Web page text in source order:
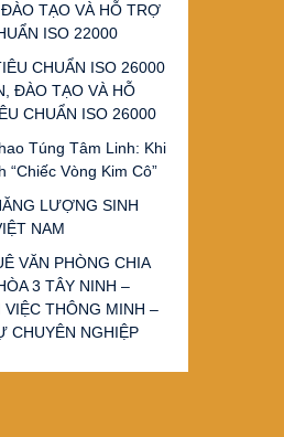
TẠO VÀ HỖ TRỢ
ISO 22000
CHUẨN ISO 26000
ĐÀO TẠO VÀ HỖ
CHUẨN ISO 26000
Túng Tâm Linh: Khi
“Chiếc Vòng Kim Cô”
LƯỢNG SINH
NAM
VĂN PHÒNG CHIA
3 TÂY NINH –
VIỆC THÔNG MINH –
CHUYÊN NGHIỆP